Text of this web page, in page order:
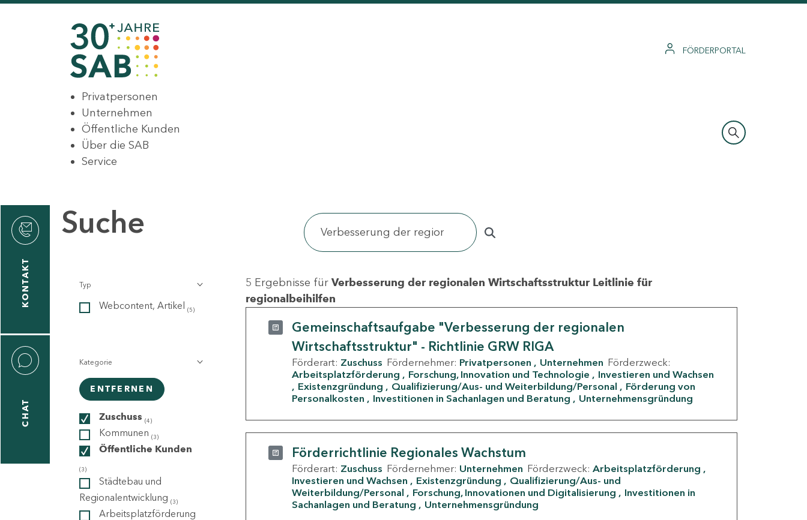
FÖRDERPORTAL
Privatpersonen
Unternehmen
Öffentliche Kunden
Über die SAB
Service
KONTAKT
CHAT
Suche
Typ
Webcontent, Artikel (5)
Kategorie
ENTFERNEN
Zuschuss (4)
Kommunen (3)
Öffentliche Kunden
(3)
Städtebau und
Regionalentwicklung (3)
Arbeitsplatzförderung
5 Ergebnisse für Verbesserung der regionalen Wirtschaftsstruktur Leitlinie für
regionalbeihilfen
Gemeinschaftsaufgabe "Verbesserung der regionalen
Wirtschaftsstruktur" - Richtlinie GRW RIGA
Förderart: Zuschuss Fördernehmer: Privatpersonen Unternehmen Förderzweck:
Arbeitsplatzförderung
Forschung, Innovation und Technologie
Investieren und Wachsen
Existenzgründung
Qualifizierung/Aus- und Weiterbildung/Personal
Förderung von
Personalkosten
Investitionen in Sachanlagen und Beratung Unternehmensgründung
Förderrichtlinie Regionales Wachstum
Förderart: Zuschuss Fördernehmer: Unternehmen Förderzweck: Arbeitsplatzförderung
Investieren und Wachsen
Existenzgründung
Qualifizierung/Aus- und
Weiterbildung/Personal
Forschung, Innovationen und Digitalisierung
Investitionen in
Sachanlagen und Beratung
Unternehmensgründung